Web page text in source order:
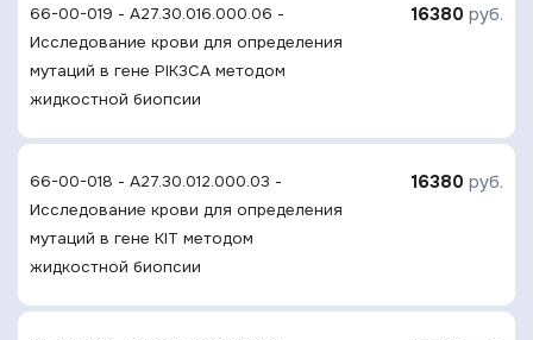
66-00-019 - A27.30.016.000.06 -
Исследование крови для определения
мутаций в гене PIK3CA методом
жидкостной биопсии
16380 руб.
66-00-018 - A27.30.012.000.03 -
Исследование крови для определения
мутаций в гене KIT методом
жидкостной биопсии
16380 руб.